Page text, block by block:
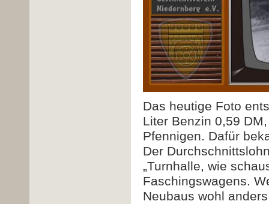
Das heutige Foto
Liter Benzin 0,59
Pfennigen. Dafür
Der
„Turnhalle, wie
Faschingswagens.
Neubaus wohl